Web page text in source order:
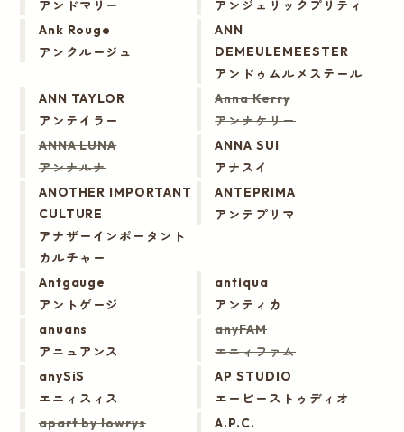
アンドマリー アンジェリックプリティ
Ank Rouge
アンクルージュ
ANN
DEMEULEMEESTER
アンドゥムルメステール
ANN TAYLOR
アンテイラー
Anna Kerry
アンナケリー
ANNA LUNA
アンナルナ
ANNA SUI
アナスイ
ANOTHER IMPORTANT
CULTURE
アナザーインポータント
カルチャー
ANTEPRIMA
アンテプリマ
Antgauge
アントゲージ
antiqua
アンティカ
anuans
アニュアンス
anyFAM
エニィファム
anySiS
エニィスィス
AP STUDIO
エーピーストゥディオ
apart by lowrys A.P.C.